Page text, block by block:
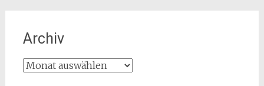
Archiv
Archiv